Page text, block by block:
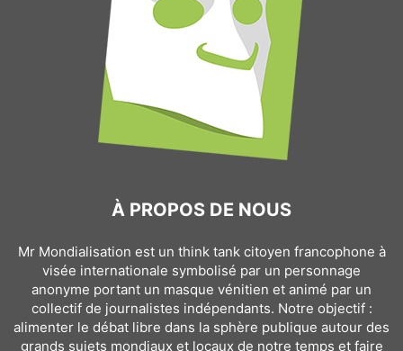
À PROPOS DE NOUS
Mr Mondialisation est un think tank citoyen francophone à
visée internationale symbolisé par un personnage
anonyme portant un masque vénitien et animé par un
collectif de journalistes indépendants. Notre objectif :
alimenter le débat libre dans la sphère publique autour des
grands sujets mondiaux et locaux de notre temps et faire